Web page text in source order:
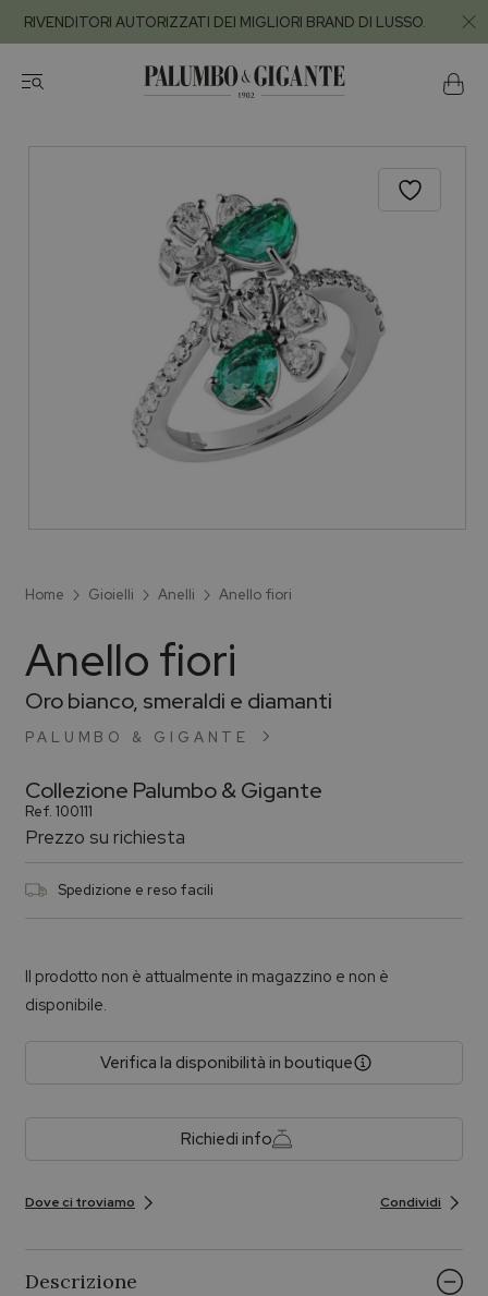
RIVENDITORI AUTORIZZATI DEI MIGLIORI BRAND DI LUSSO.
Home Gioielli Anelli Anello fiori
PALUMBO & GIGANTE
Anello fiori
Oro bianco, smeraldi e diamanti
Collezione Palumbo & Gigante
Ref. 100111
Prezzo su richiesta
Spedizione e reso facili
Il prodotto non è attualmente in magazzino e non è
disponibile.
Verifica la disponibilità in boutique
Richiedi info
Dove ci troviamo Condividi
Descrizione